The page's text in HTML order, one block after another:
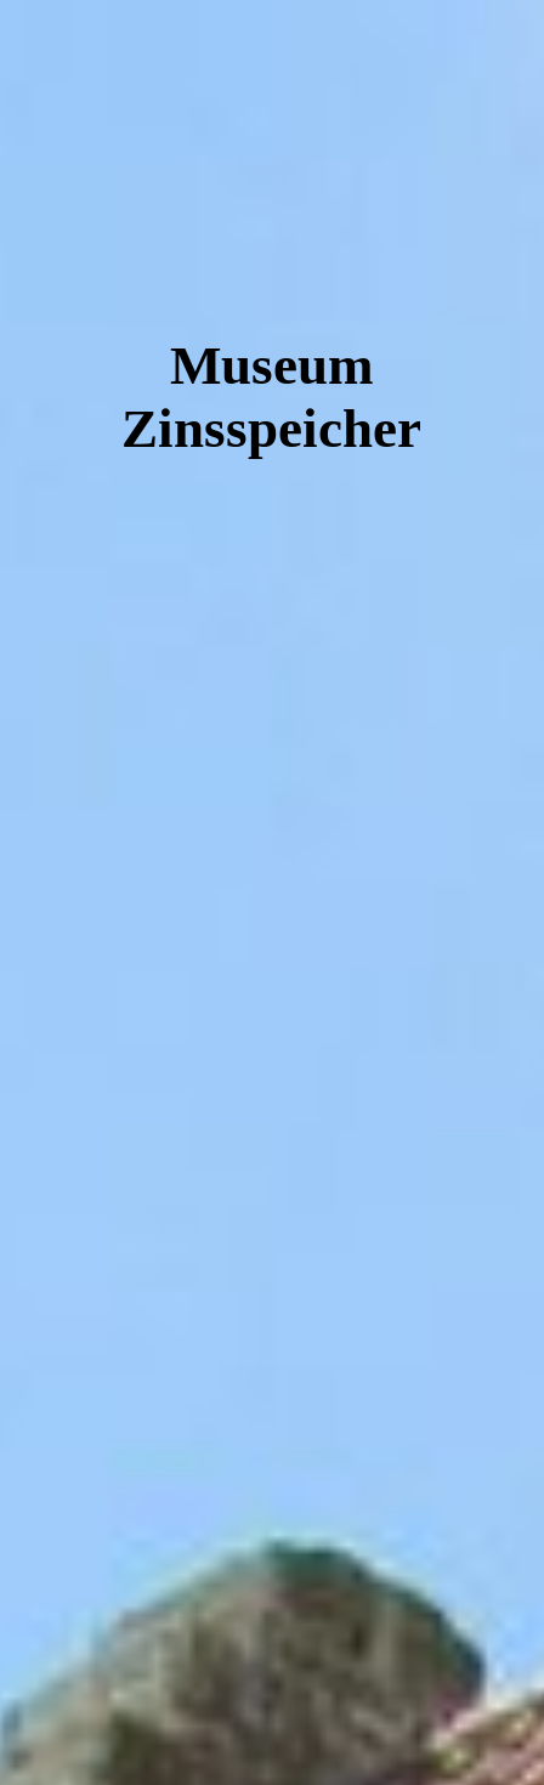
Museum
Zinsspeicher